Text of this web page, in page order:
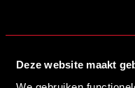
Deze website maakt